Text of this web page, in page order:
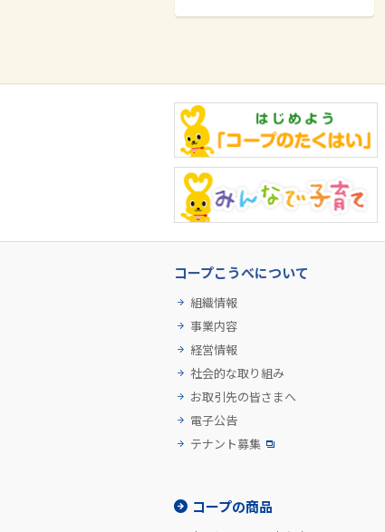
コープこうべについて
組織情報
事業内容
経営情報
社会的な取り組み
お取引先の皆さまへ
電子公告
テナント募集
コープの商品